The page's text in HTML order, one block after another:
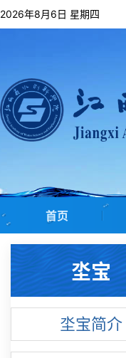
2026年8月6日 星期四
首页
坔宝
坔宝简介